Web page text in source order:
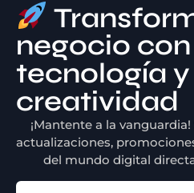
negocio con
tecnología y
creatividad
¡Mantente a la
actualizaciones,
del mundo digital